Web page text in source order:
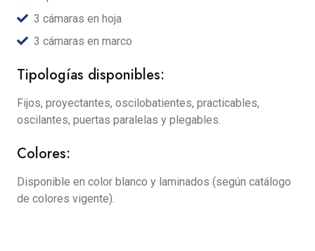
3 cámaras en hoja
3 cámaras en marco
Tipologías disponibles:
Fijos, proyectantes, oscilobatientes, practicables,
oscilantes, puertas paralelas y plegables.
Colores:
Disponible en color blanco y laminados (según catálogo
de colores vigente).